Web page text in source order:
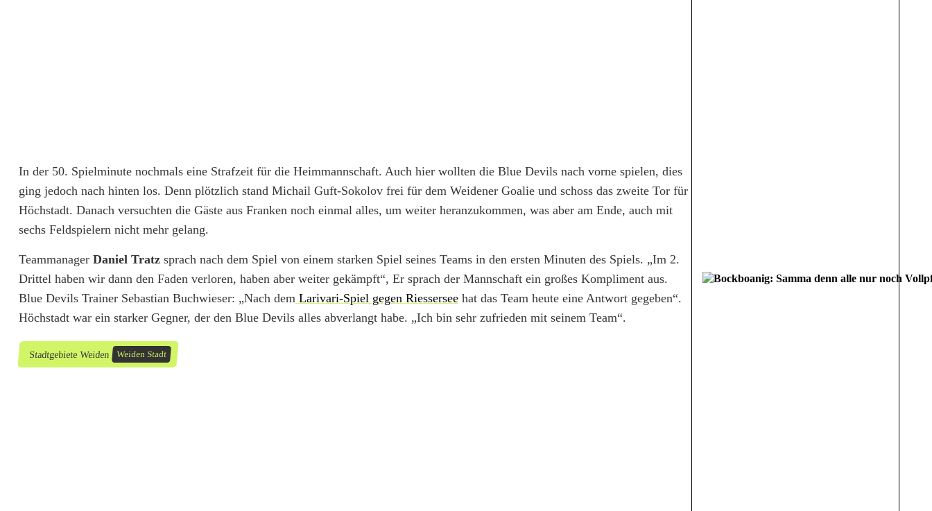
In der 50. Spielminute nochmals eine Strafzeit für die Heimmannschaft. Auch hier wollten die Blue Devils nach vorne spielen, dies
ging jedoch nach hinten los. Denn plötzlich stand Michail Guft-Sokolov frei für dem Weidener Goalie und schoss das zweite Tor für
Höchstadt. Danach versuchten die Gäste aus Franken noch einmal alles, um weiter heranzukommen, was aber am Ende, auch mit
sechs Feldspielern nicht mehr gelang.
Teammanager Daniel Tratz sprach nach dem Spiel von einem starken Spiel seines Teams in den ersten Minuten des Spiels. „Im 2.
Drittel haben wir dann den Faden verloren, haben aber weiter gekämpft“, Er sprach der Mannschaft ein großes Kompliment aus.
Blue Devils Trainer Sebastian Buchwieser: „Nach dem Larivari-Spiel gegen Riessersee hat das Team heute eine Antwort gegeben“.
Höchstadt war ein starker Gegner, der den Blue Devils alles abverlangt habe. „Ich bin sehr zufrieden mit seinem Team“.
Stadtgebiete Weiden Weiden Stadt